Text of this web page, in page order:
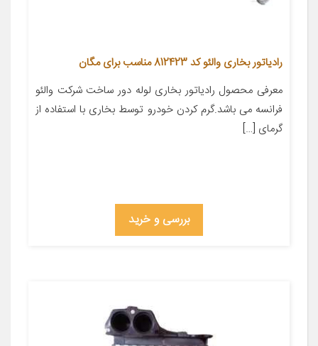
رادیاتور بخاری والئو کد 812423 مناسب برای مگان
معرفی محصول رادیاتور بخاری لوله دور ساخت شرکت والئو
فرانسه می باشد.گرم کردن خودرو توسط بخاری با استفاده از
گرمای […]
بررسی و خرید